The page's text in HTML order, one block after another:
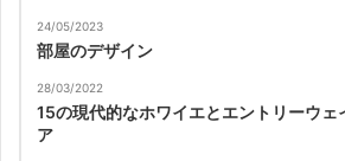
24/05/2023
部屋のデザイン
28/03/2022
15の現代的なホワイエとエントリーウェ
ア